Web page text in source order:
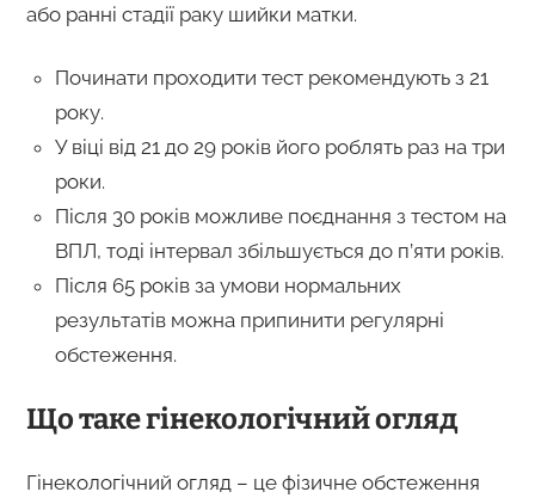
або ранні стадії раку шийки матки.
Починати проходити тест рекомендують з 21
року.
У віці від 21 до 29 років його роблять раз на три
роки.
Після 30 років можливе поєднання з тестом на
ВПЛ, тоді інтервал збільшується до п’яти років.
Після 65 років за умови нормальних
результатів можна припинити регулярні
обстеження.
Що таке гінекологічний огляд
Гінекологічний огляд – це фізичне обстеження